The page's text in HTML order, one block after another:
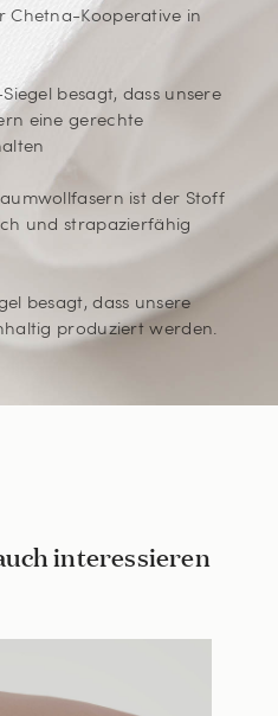
Chetna-Kooperative in
besagt, dass unsere
eine gerechte
ist der Stoff
und strapazierfähig
besagt, dass unsere
produziert werden.
interessieren